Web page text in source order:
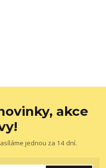
akce
jednou za 14 dní.